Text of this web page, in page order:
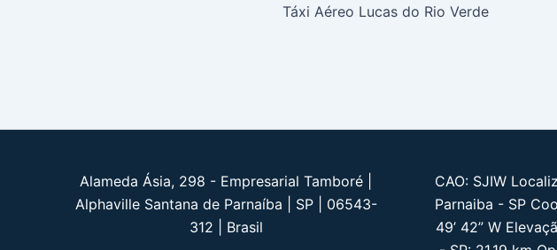
navigation
Táxi Aéreo Lucas do Rio Verde
Alameda Ásia, 298 - Empresarial Tamboré |
Alphaville Santana de Parnaíba | SP | 06543-
312 | Brasil
CAO: SJIW
Parnaiba - SP
49’ 42” W